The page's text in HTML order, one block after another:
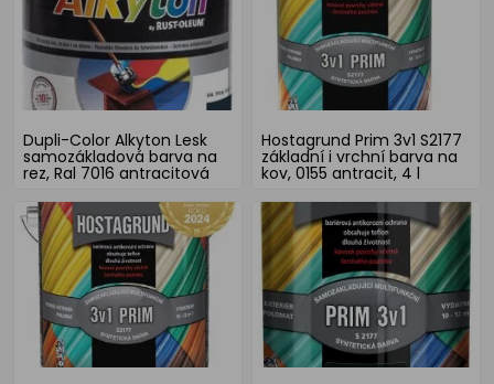
Dupli-Color Alkyton Lesk
samozákladová barva na
rez, Ral 7016 antracitová
Hostagrund Prim 3v1 S2177
základní i vrchní barva na
kov, 0155 antracit, 4 l